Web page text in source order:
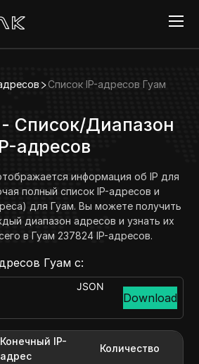
Список IP-адресов Гуам
- Список/Диапазон
адресов
информация об IP для
полный список IP-адресов и
для Гуам. Вы можете получить
диапазон адресов и узнать их
в Гуам 237824 IP-адресов.
Гуам с:
JSON
Download
Конечный IP-
адрес
Количество